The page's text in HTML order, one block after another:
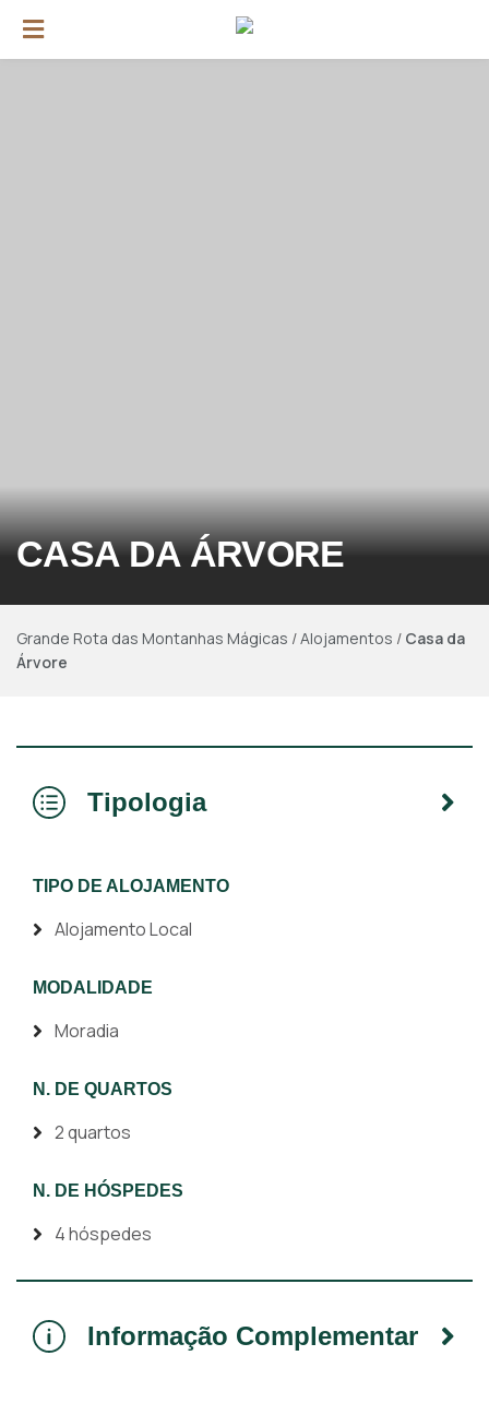
CASA DA ÁRVORE
Grande Rota das Montanhas Mágicas /Alojamentos / Casa da
Árvore
Tipologia
TIPO DE ALOJAMENTO
Alojamento Local
MODALIDADE
Moradia
N. DE QUARTOS
2 quartos
N. DE HÓSPEDES
4 hóspedes
Informação Complementar